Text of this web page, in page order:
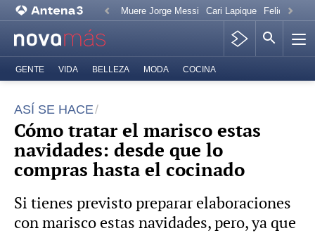
Muere Jorge Messi Cari Lapique Felicitación
GENTE VIDA BELLEZA MODA COCINA
ASÍ SE HACE
Cómo tratar el marisco estas
navidades: desde que lo
compras hasta el cocinado
Si tienes previsto preparar elaboraciones
con marisco estas navidades, pero, ya que